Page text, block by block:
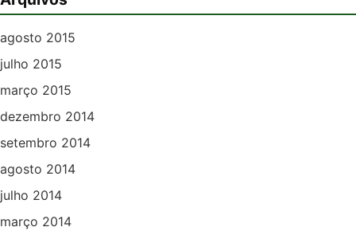
agosto 2015
julho 2015
março 2015
dezembro 2014
setembro 2014
agosto 2014
julho 2014
março 2014